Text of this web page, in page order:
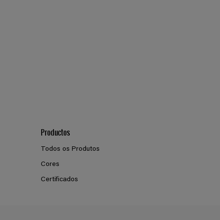
Productos
Todos os Produtos
Cores
Certificados